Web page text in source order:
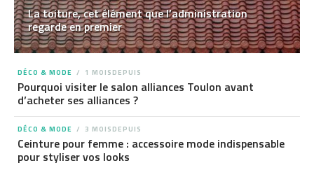
La toiture, cet élément que l’administration
regarde en premier
DÉCO & MODE 1 MOISDEPUIS
Pourquoi visiter le salon alliances Toulon avant
d’acheter ses alliances ?
DÉCO & MODE 3 MOISDEPUIS
Ceinture pour femme : accessoire mode indispensable
pour styliser vos looks